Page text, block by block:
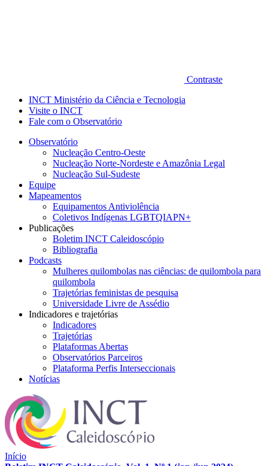
Contraste
INCT Ministério da Ciência e Tecnologia
Visite o INCT
Fale com o Observatório
Observatório
Nucleação Centro-Oeste
Nucleação Norte-Nordeste e Amazônia Legal
Nucleação Sul-Sudeste
Equipe
Mapeamentos
Equipamentos Antiviolência
Coletivos Indígenas LGBTQIAPN+
Publicações
Boletim INCT Caleidoscópio
Bibliografia
Podcasts
Mulheres quilombolas nas ciências: de quilombola para
quilombola
Trajetórias feministas de pesquisa
Universidade Livre de Assédio
Indicadores e trajetórias
Indicadores
Trajetórias
Plataformas Abertas
Observatórios Parceiros
Plataforma Perfis Interseccionais
Notícias
Início